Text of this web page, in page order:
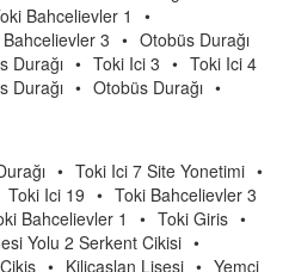
Bahcelievler 1
•
3 • Otobüs Durağı
Durağı • Toki Ici 3 • Toki Ici 4
Durağı • Otobüs Durağı •
• Toki Ici 7 Site Yonetimi •
Toki Ici 19 • Toki Bahcelievler 3
Bahcelievler 1 • Toki Giris •
Yolu 2 Serkent Cikisi •
• Kilicaslan Lisesi • Yemci